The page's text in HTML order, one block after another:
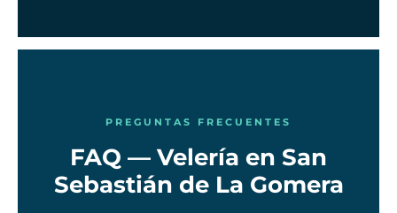
PREGUNTAS FRECUENTES
FAQ — Velería en San
Sebastián de La Gomera